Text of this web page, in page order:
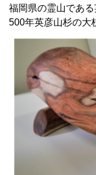
福岡県の霊山であ
500年英彦山杉の大